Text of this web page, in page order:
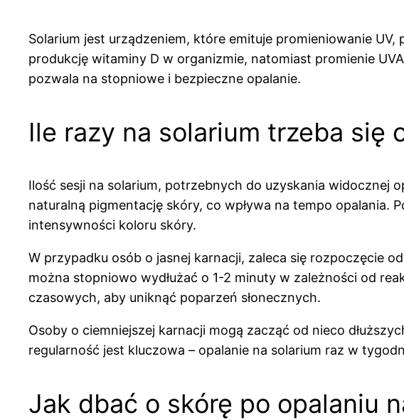
Solarium jest urządzeniem, które emituje promieniowanie
produkcję witaminy D w organizmie, natomiast promienie
pozwala na stopniowe i bezpieczne opalanie.
Ile razy na solarium trzeba się
Ilość sesji na solarium, potrzebnych do uzyskania widocznej
naturalną pigmentację skóry, co wpływa na tempo
intensywności koloru skóry.
W przypadku osób o jasnej karnacji, zaleca się rozpoczęcie
można stopniowo wydłużać o 1-2 minuty w zależności od
czasowych, aby uniknąć poparzeń słonecznych.
Osoby o ciemniejszej karnacji mogą zacząć od nieco
regularność jest kluczowa – opalanie na solarium raz w
Jak dbać o skórę po opalaniu